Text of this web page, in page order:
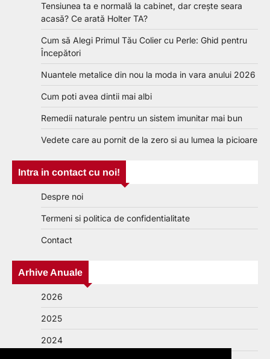
Tensiunea ta e normală la cabinet, dar crește seara
acasă? Ce arată Holter TA?
Cum să Alegi Primul Tău Colier cu Perle: Ghid pentru
Începători
Nuantele metalice din nou la moda in vara anului 2026
Cum poti avea dintii mai albi
Remedii naturale pentru un sistem imunitar mai bun
Vedete care au pornit de la zero si au lumea la picioare
Intra in contact cu noi!
Despre noi
Termeni si politica de confidentialitate
Contact
Arhive Anuale
2026
2025
2024